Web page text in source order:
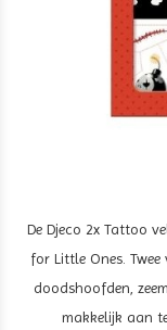
De Djeco 2x Tattoo
for Little Ones.
doodshoofden,
makkelijk aan